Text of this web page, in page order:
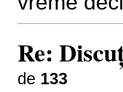
Re:
de 133